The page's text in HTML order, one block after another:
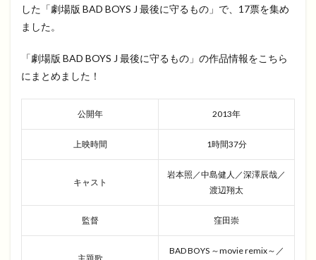
した「劇場版 BAD BOYS J 最後に守るもの」で、17票を集め
ました。
「劇場版 BAD BOYS J 最後に守るもの」の作品情報をこちら
にまとめました！
公開年 2013年
上映時間 1時間37分
キャスト
岩本照／中島健人／深澤辰哉／
渡辺翔太
監督 窪田崇
BAD BOYS ～movie remix～／